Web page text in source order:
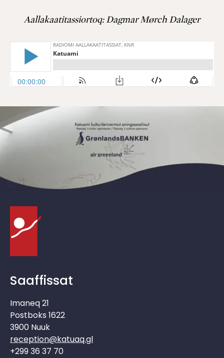
Aallakaatitassiortoq: Dagmar Mørch Dalager
Saaffissat
Imaneq 21
Postboks 1622
3900 Nuuk
reception@katuaq.gl
+299 36 37 70